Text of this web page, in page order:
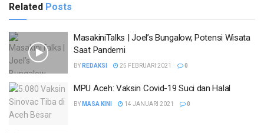
Related Posts
MasakiniTalks | Joel’s Bungalow, Potensi Wisata
Saat Pandemi
BY REDAKSI 25 FEBRUARI 2021 0
MPU Aceh: Vaksin Covid-19 Suci dan Halal
BY MASA KINI 14 JANUARI 2021 0